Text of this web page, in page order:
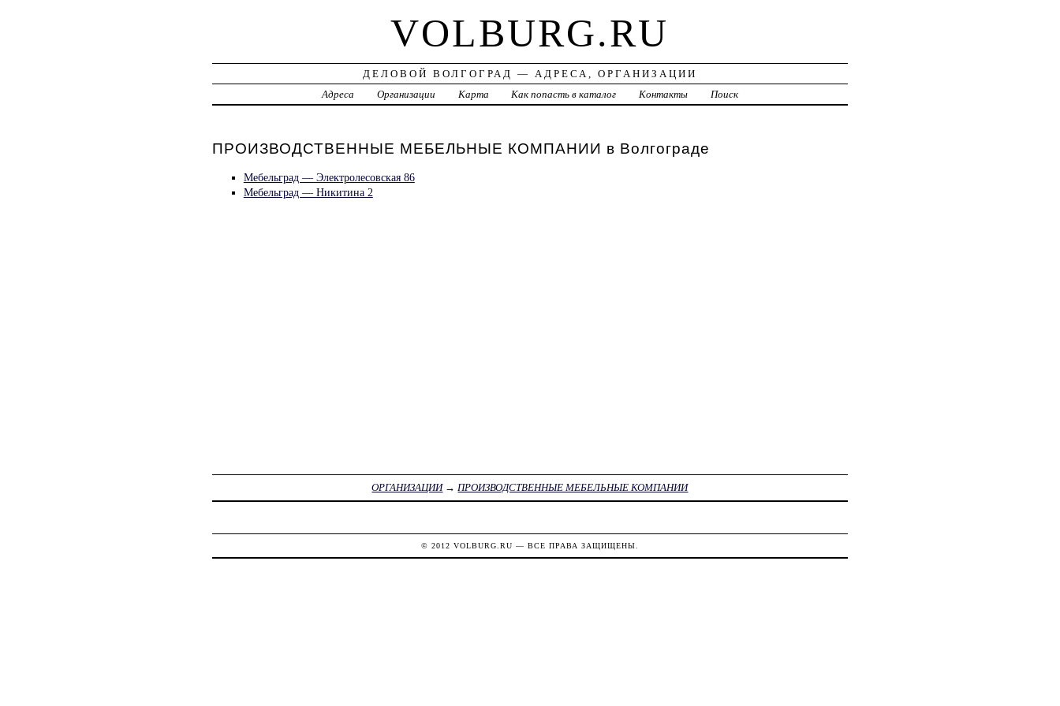
VOLBURG.RU
ДЕЛОВОЙ ВОЛГОГРАД — АДРЕСА, ОРГАНИЗАЦИИ
Адреса
Организации Карта Как попасть в каталог Контакты Поиск
ПРОИЗВОДСТВЕННЫЕ МЕБЕЛЬНЫЕ КОМПАНИИ в Волгограде
Мебельград — Электролесовская 86
Мебельград — Никитина 2
ОРГАНИЗАЦИИ→ПРОИЗВОДСТВЕННЫЕ МЕБЕЛЬНЫЕ КОМПАНИИ
© 2012 VOLBURG.RU — ВСЕ ПРАВА ЗАЩИЩЕНЫ.